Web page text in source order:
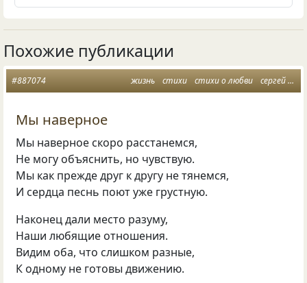
Похожие публикации
жизнь стихи стихи о любви сергей дроздов
#887074
Мы наверное
Мы наверное скоро расстанемся,
Не могу объяснить, но чувствую.
Мы как прежде друг к другу не тянемся,
И сердца песнь поют уже грустную.
Наконец дали место разуму,
Наши любящие отношения.
Видим оба, что слишком разные,
К одному не готовы движению.